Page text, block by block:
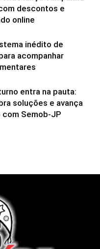
descontos e
online
inédito de
acompanhar
entra na pauta:
soluções e avança
Semob-JP